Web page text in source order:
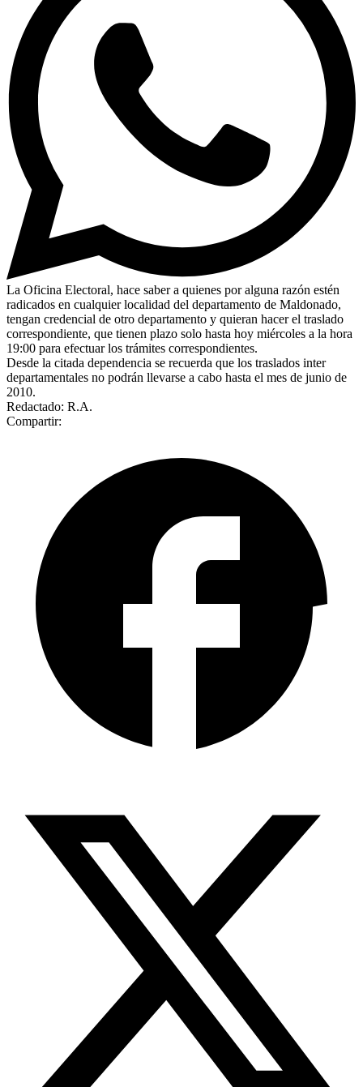
La Oficina Electoral, hace saber a quienes por alguna razón estén
radicados en cualquier localidad del departamento de Maldonado,
tengan credencial de otro departamento y quieran hacer el traslado
correspondiente, que tienen plazo solo hasta hoy miércoles a la hora
19:00 para efectuar los trámites correspondientes.
Desde la citada dependencia se recuerda que los traslados inter
departamentales no podrán llevarse a cabo hasta el mes de junio de
2010.
Redactado: R.A.
Compartir: